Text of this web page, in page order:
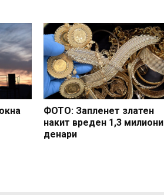
ФОТО: Запленет златен
накит вреден 1,3 милиони
денари